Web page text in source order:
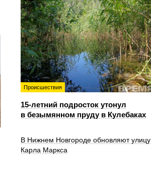
Происшествия
15-летний подросток утонул
в безымянном пруду в Кулебаках
В Нижнем Новгороде обновляют улицу
Карла Маркса